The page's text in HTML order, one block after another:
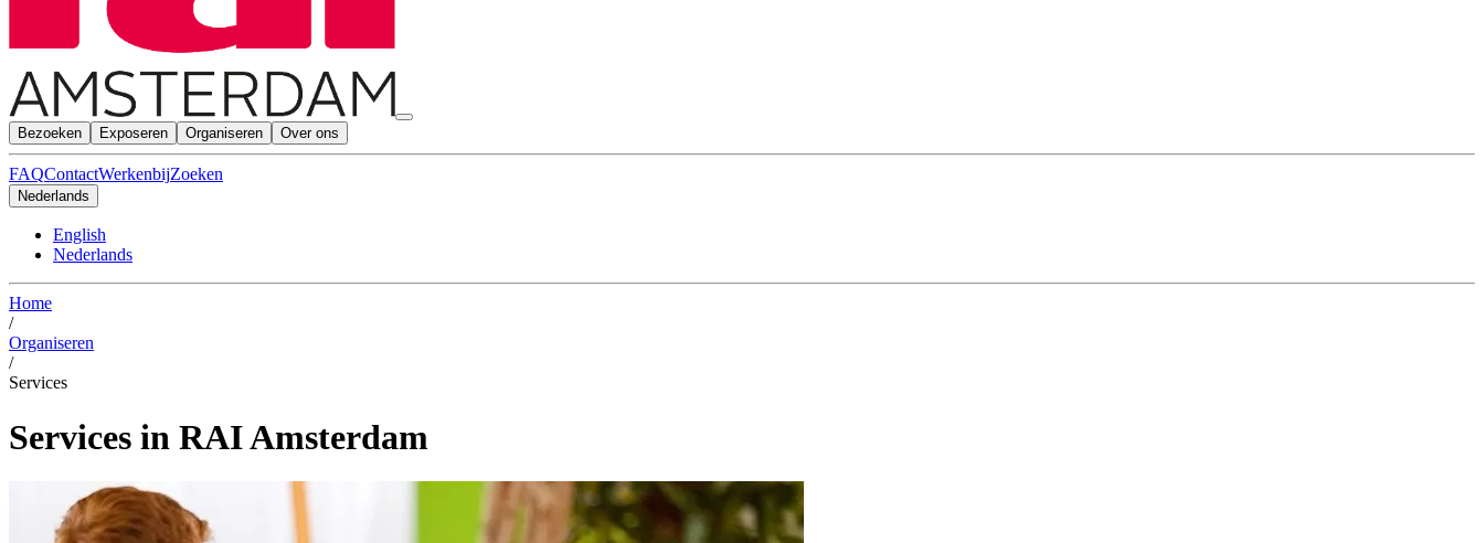
Bezoeken Exposeren Organiseren Over ons
FAQContactWerkenbijZoeken
Nederlands
English
Nederlands
Home
/
Organiseren
/
Services
Services in RAI Amsterdam